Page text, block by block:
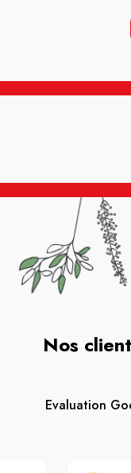
Nos
Evaluation